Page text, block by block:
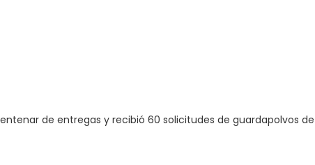
de entregas y recibió 60 solicitudes de guardapolvos